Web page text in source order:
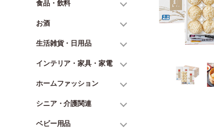
食品・飲料
お酒
生活雑貨・日用品
インテリア・家具・家電
ホームファッション
シニア・介護関連
ベビー用品